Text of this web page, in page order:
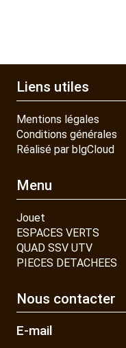
Liens utiles
Mentions légales
Conditions générales
Réalisé par blgCloud
Menu
Jouet
ESPACES VERTS
QUAD SSV UTV
PIECES DETACHEES
Nous contacter
E-mail